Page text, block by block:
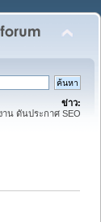
ข่าว:
าน ดันประกาศ SEO